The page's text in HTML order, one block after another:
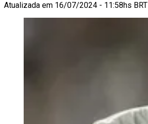
Atualizada em 16/07/2024 - 11:58hs BRT